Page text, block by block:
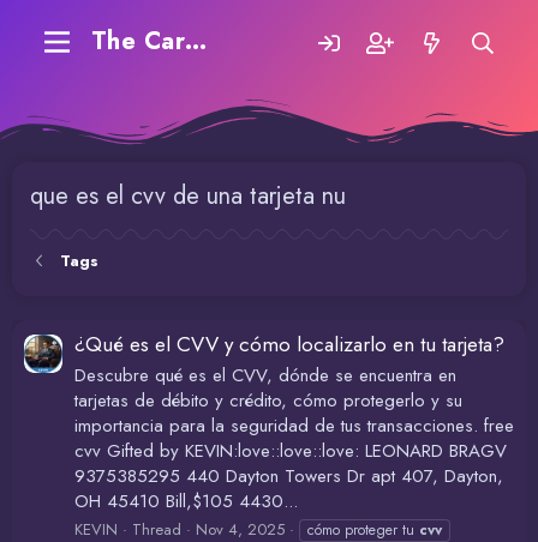
The Carding Forum
que es el cvv de una tarjeta nu
Tags
¿Qué es el CVV y cómo localizarlo en tu tarjeta?
Descubre qué es el CVV, dónde se encuentra en
tarjetas de débito y crédito, cómo protegerlo y su
importancia para la seguridad de tus transacciones. free
cvv Gifted by KEVIN:love::love::love: LEONARD BRAGV
9375385295 440 Dayton Towers Dr apt 407, Dayton,
OH 45410 Bill,$105 4430...
KEVIN Thread Nov 4, 2025 cómo proteger tu cvv